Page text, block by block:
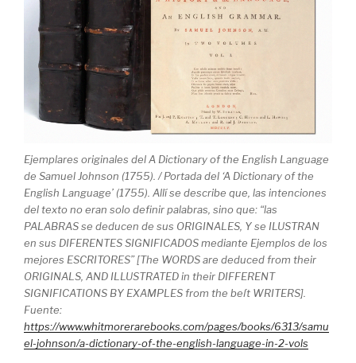
Ejemplares originales del A Dictionary of the English Language
de Samuel Johnson (1755). / Portada del ‘A Dictionary of the
English Language’ (1755). Allí se describe que, las intenciones
del texto no eran solo definir palabras, sino que: “las
PALABRAS se deducen de sus ORIGINALES, Y se ILUSTRAN
en sus DIFERENTES SIGNIFICADOS mediante Ejemplos de los
mejores ESCRITORES” [The WORDS are deduced from their
ORIGINALS, AND ILLUSTRATED in their DIFFERENT
SIGNIFICATIONS BY EXAMPLES from the beſt WRITERS].
Fuente:
https://www.whitmorerarebooks.com/pages/books/6313/samu
el-johnson/a-dictionary-of-the-english-language-in-2-vols